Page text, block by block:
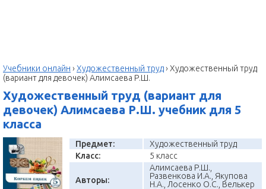
Учебники онлайн ›Художественный труд›Художественный труд
(вариант для девочек) Алимсаева Р.Ш.
Художественный труд (вариант для
девочек) Алимсаева Р.Ш. учебник для 5
класса
Предмет:
Художественный труд
Класс:
5 класс
Авторы:
Алимсаева Р.Ш.,
Развенкова И.А., Якупова
Н.А., Лосенко О.С., Велькер